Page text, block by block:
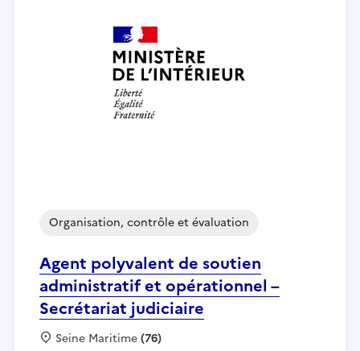
Agent polyvalent de soutien
administratif et opérationnel –
Secrétariat judiciaire
Organisation, contrôle et évaluation
Localisation :
Seine Maritime(76)